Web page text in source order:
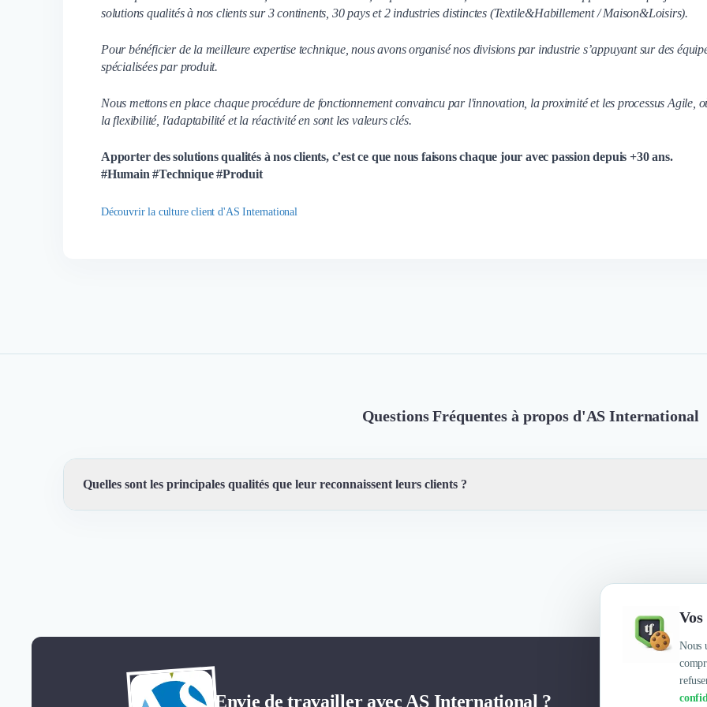
Nous
solutions qualités à nos clients sur 3 continents, 30 pays et 2 industries distinctes (Textile&Habillement / Maison&Loisirs).
Pour bénéficier de la meilleure expertise technique, nous avons organisé nos divisions par industrie s’appuyant sur des
spécialisées par produit.
Nous mettons en place chaque procédure de fonctionnement convaincu par l'innovation, la proximité et les processus Agile,
la flexibilité, l'adaptabilité et la réactivité en sont les valeurs clés.
Apporter des solutions qualités à nos clients, c’est ce que nous faisons chaque jour avec passion depuis +30 ans.
#Humain #Technique #Produit
Découvrir la culture client d'AS International
Questions Fréquentes à propos d'AS International
Quelles sont les principales qualités que leur reconnaissent leurs clients ?
Envie de travailler avec AS International ?